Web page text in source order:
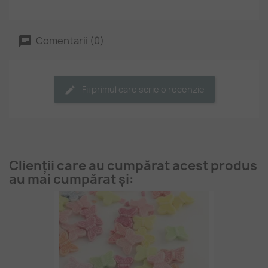
Comentarii (0)
Fii primul care scrie o recenzie
Clienții care au cumpărat acest produs
au mai cumpărat și: